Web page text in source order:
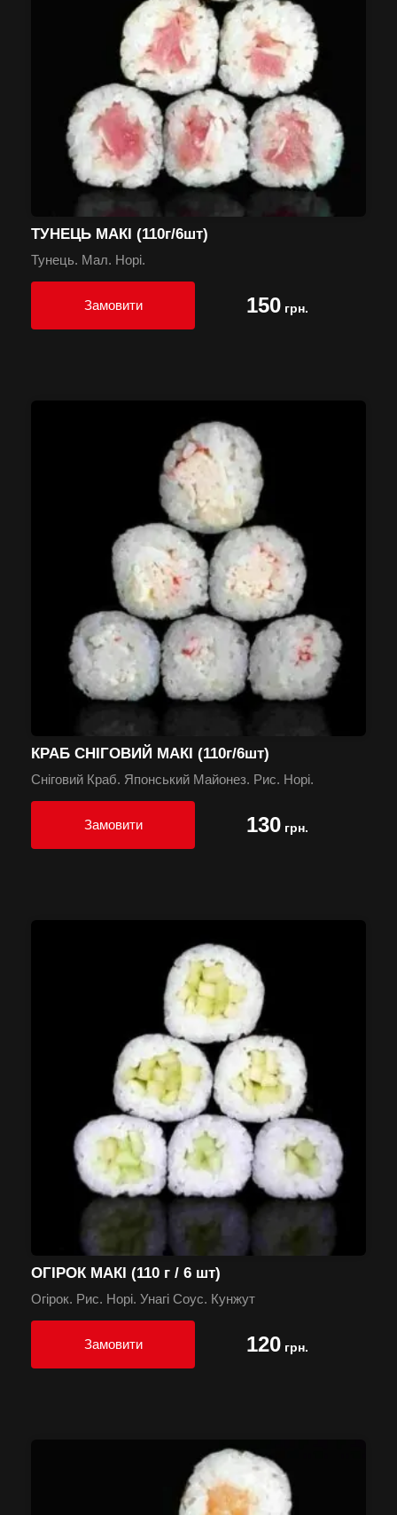
ТУНЕЦЬ МАКІ (110г/6шт)
Тунець. Мал. Норі.
Замовити 150грн.
КРАБ СНІГОВИЙ МАКІ (110г/6шт)
Сніговий Краб. Японський Майонез. Рис. Норі.
Замовити 130грн.
ОГІРОК МАКІ (110 г / 6 шт)
Огірок. Рис. Норі. Унагі Соус. Кунжут
Замовити 120грн.